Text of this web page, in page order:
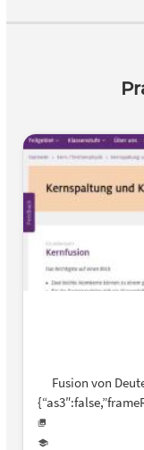
Fusion von Deuterium